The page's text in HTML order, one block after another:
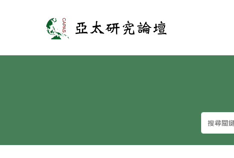
亞太研究論壇